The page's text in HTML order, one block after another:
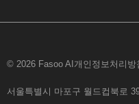
© 2026 Fasoo AI 개인정보처리방
서울특별시 마포구 월드컵북로